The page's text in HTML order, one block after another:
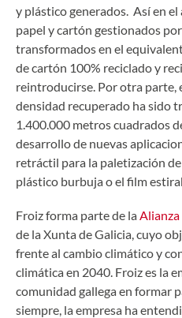
y plástico generados. Así en el
papel y cartón gestionados
transformados en el
de cartón 100% reciclado y
reintroducirse. Por otra parte,
densidad recuperado ha sido
1.400.000 metros cuadrados
desarrollo de nuevas
retráctil para la paletización
plástico burbuja o el film
Froiz forma parte de laAlianza
de la Xunta de Galicia, cuyo
frente al cambio climático y
climática en 2040. Froiz es la
comunidad gallega en formar
siempre, la empresa ha